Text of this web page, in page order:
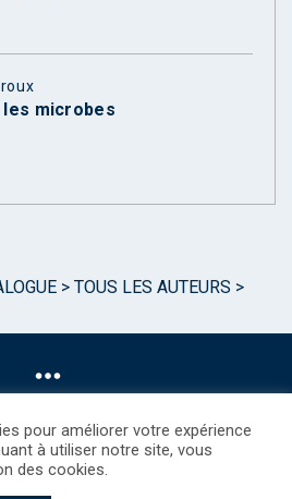
les microbes
> TOUS LES AUTEURS >
pour améliorer votre expérience
à utiliser notre site, vous
des cookies.